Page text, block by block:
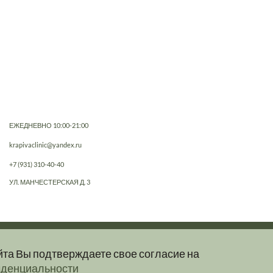
Вы подтверждаете свое согласие на
ЕЖЕДНЕВНО 10:00-21:00
krapivaclinic@yandex.ru
+7 (931) 310-40-40
УЛ. МАНЧЕСТЕРСКАЯ Д. 3
не являются публичной офертой.